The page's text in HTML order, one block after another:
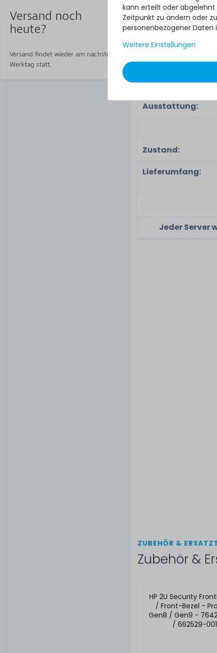
Versand noch
heute?
Versand findet wieder am nächsten
Werktag statt.
Gewicht:
Remote
Ausstattung:
Zustand:
Lieferumfang:
Jeder Server
ZUBEHÖR &
Zubehör &
HP 2U Security
/ Front-Bezel -
Gen8 / Gen9 -
/ 662529-001
kann erteilt oder abgelehnt
Zeitpunkt zu ändern oder
personenbezogener Daten
Weitere Einstellungen